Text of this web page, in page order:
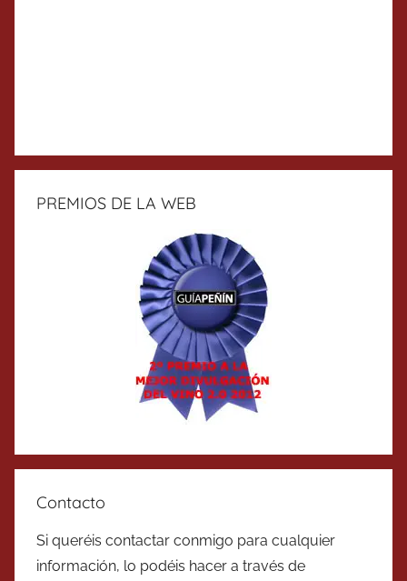
PREMIOS DE LA WEB
Contacto
Si queréis contactar conmigo para cualquier
información, lo podéis hacer a través de